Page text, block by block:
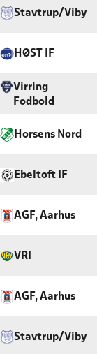
Stavtrup/Viby
HØST IF
Virring
Fodbold
Horsens Nord
Ebeltoft IF
AGF, Aarhus
VRI
AGF, Aarhus
Stavtrup/Viby